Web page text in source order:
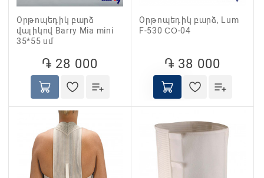
Oրթոպեդիկ բարձ
վալիկով Barry Mia mini
35*55 սմ
֏ 28 000
Oրթոպեդիկ բարձ, Lum
F-530 СО-04
֏ 38 000